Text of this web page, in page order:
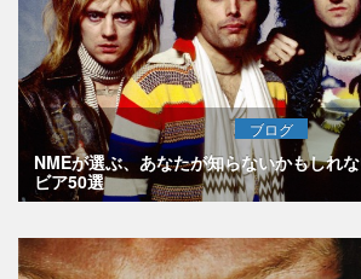
ブログ
NMEが選ぶ、あなたが知らないかもしれ
ビア50選